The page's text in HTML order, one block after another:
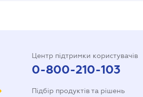
Центр підтримки користувачів
0-800-210-103
Підбір продуктів та рішень